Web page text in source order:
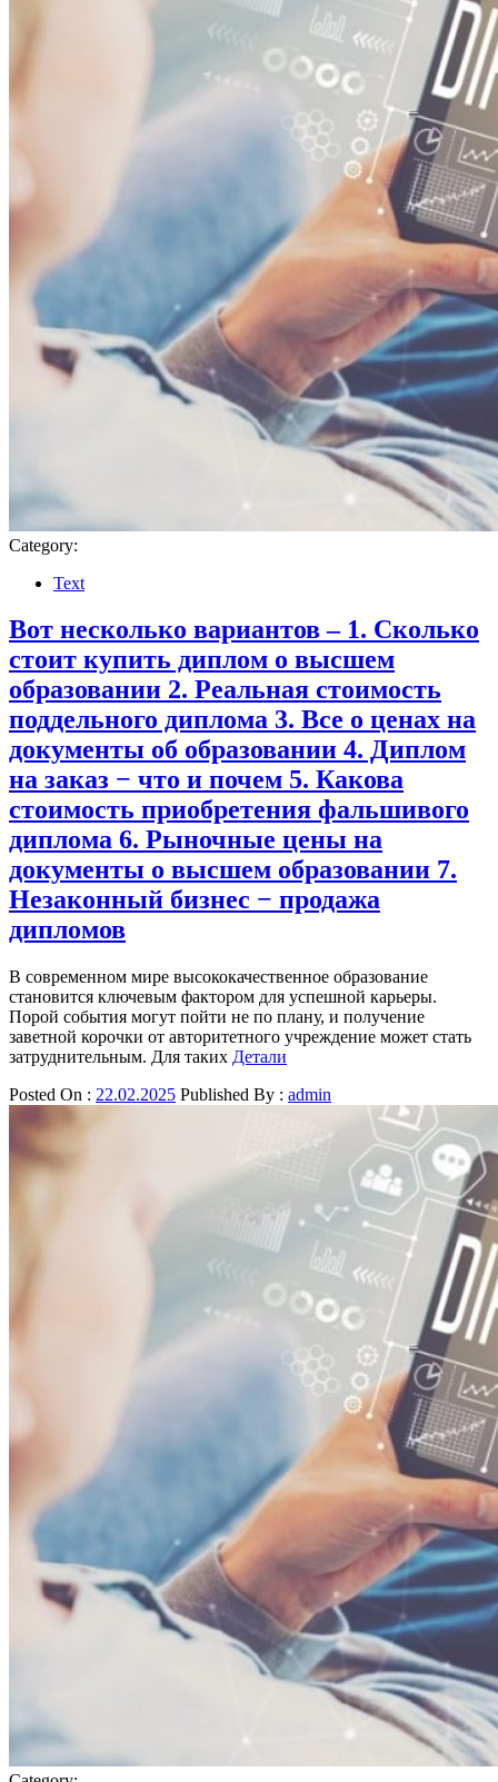
Category:
Text
Вот несколько вариантов – 1. Сколько
стоит купить диплом о высшем
образовании 2. Реальная стоимость
поддельного диплома 3. Все о ценах на
документы об образовании 4. Диплом
на заказ − что и почем 5. Какова
стоимость приобретения фальшивого
диплома 6. Рыночные цены на
документы о высшем образовании 7.
Незаконный бизнес − продажа
дипломов
В современном мире высококачественное образование
становится ключевым фактором для успешной карьеры.
Порой события могут пойти не по плану, и получение
заветной корочки от авторитетного учреждение может стать
затруднительным. Для таких Детали
Posted On : 22.02.2025 Published By : admin